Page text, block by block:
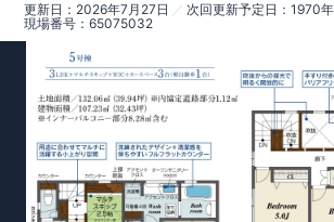
更新日 2026年7月27日 次回更新予定日
1970
現場番号
65075032